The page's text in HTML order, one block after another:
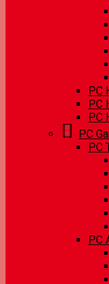
PC
PC
PC
PC
PC
PC